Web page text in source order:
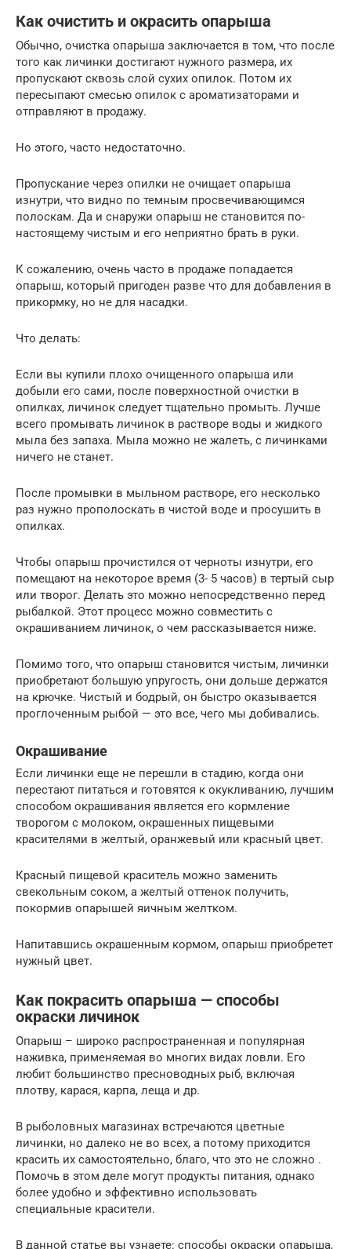
Как очистить и окрасить опарыша
Обычно, очистка опарыша заключается в том, что после
того как личинки достигают нужного размера, их
пропускают сквозь слой сухих опилок. Потом их
пересыпают смесью опилок с ароматизаторами и
отправляют в продажу.
Но этого, часто недостаточно.
Пропускание через опилки не очищает опарыша
изнутри, что видно по темным просвечивающимся
полоскам. Да и снаружи опарыш не становится по-
настоящему чистым и его неприятно брать в руки.
К сожалению, очень часто в продаже попадается
опарыш, который пригоден разве что для добавления в
прикормку, но не для насадки.
Что делать:
Если вы купили плохо очищенного опарыша или
добыли его сами, после поверхностной очистки в
опилках, личинок следует тщательно промыть. Лучше
всего промывать личинок в растворе воды и жидкого
мыла без запаха. Мыла можно не жалеть, с личинками
ничего не станет.
После промывки в мыльном растворе, его несколько
раз нужно прополоскать в чистой воде и просушить в
опилках.
Чтобы опарыш прочистился от черноты изнутри, его
помещают на некоторое время (3- 5 часов) в тертый сыр
или творог. Делать это можно непосредственно перед
рыбалкой. Этот процесс можно совместить с
окрашиванием личинок, о чем рассказывается ниже.
Помимо того, что опарыш становится чистым, личинки
приобретают большую упругость, они дольше держатся
на крючке. Чистый и бодрый, он быстро оказывается
проглоченным рыбой — это все, чего мы добивались.
Окрашивание
Если личинки еще не перешли в стадию, когда они
перестают питаться и готовятся к окукливанию, лучшим
способом окрашивания является его кормление
творогом с молоком, окрашенных пищевыми
красителями в желтый, оранжевый или красный цвет.
Красный пищевой краситель можно заменить
свекольным соком, а желтый оттенок получить,
покормив опарышей яичным желтком.
Напитавшись окрашенным кормом, опарыш приобретет
нужный цвет.
Как покрасить опарыша — способы
окраски личинок
Опарыш – широко распространенная и популярная
наживка, применяемая во многих видах ловли. Его
любит большинство пресноводных рыб, включая
плотву, карася, карпа, леща и др.
В рыболовных магазинах встречаются цветные
личинки, но далеко не во всех, а потому приходится
красить их самостоятельно, благо, что это не сложно .
Помочь в этом деле могут продукты питания, однако
более удобно и эффективно использовать
специальные красители.
В данной статье вы узнаете: способы окраски опарыша,